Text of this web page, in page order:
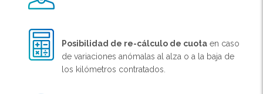
Posibilidad de re-cálculo de cuota en caso
de variaciones anómalas al alza o a la baja de
los kilómetros contratados.